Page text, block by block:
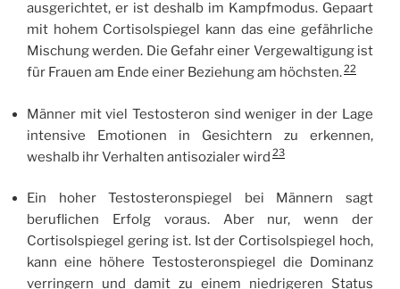
ausgerichtet, er ist deshalb im Kampfmodus. Gepaart
mit hohem Cortisolspiegel kann das eine gefährliche
Mischung werden. Die Gefahr einer Vergewaltigung ist
für Frauen am Ende einer Beziehung am höchsten.22
Männer mit viel Testosteron sind weniger in der Lage
intensive Emotionen in Gesichtern zu erkennen,
weshalb ihr Verhalten antisozialer wird 23
Ein hoher Testosteronspiegel bei Männern sagt
beruflichen Erfolg voraus. Aber nur, wenn der
Cortisolspiegel gering ist. Ist der Cortisolspiegel hoch,
kann eine höhere Testosteronspiegel die Dominanz
verringern und damit zu einem niedrigeren Status